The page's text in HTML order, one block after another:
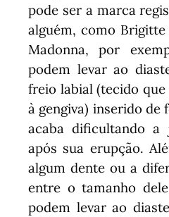
pode ser a marca
alguém, como
Madonna, por
podem levar ao
freio labial (tecido
à gengiva) inserido
acaba dificultando a
após sua erupção.
algum dente ou a
entre o tamanho
podem levar ao